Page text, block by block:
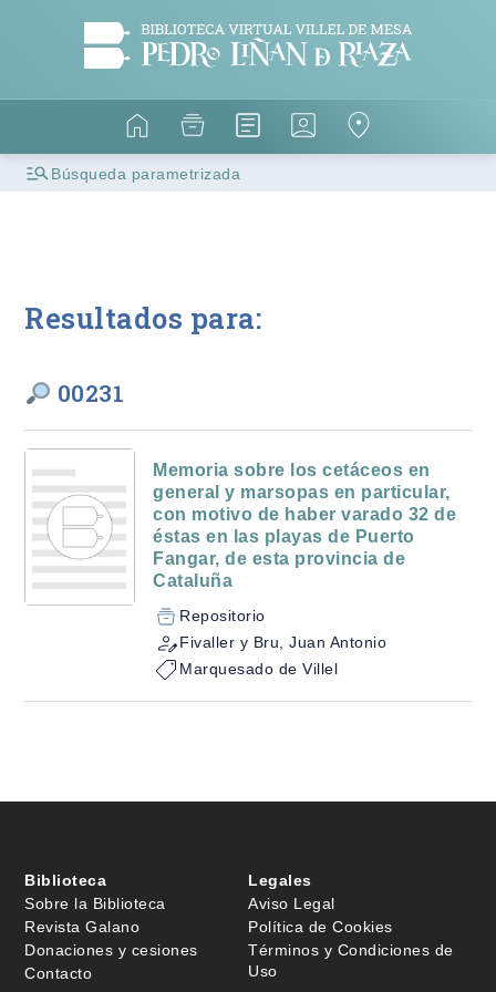
Búsqueda parametrizada
Resultados para:
00231
Memoria sobre los cetáceos en
general y marsopas en particular,
con motivo de haber varado 32 de
éstas en las playas de Puerto
Fangar, de esta provincia de
Cataluña
Repositorio
Fivaller y Bru, Juan Antonio
Marquesado de Villel
Biblioteca
Sobre la Biblioteca
Revista Galano
Donaciones y cesiones
Contacto
Legales
Aviso Legal
Política de Cookies
Términos y Condiciones de
Uso